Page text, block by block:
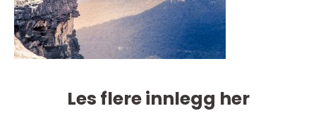
Les flere innlegg her